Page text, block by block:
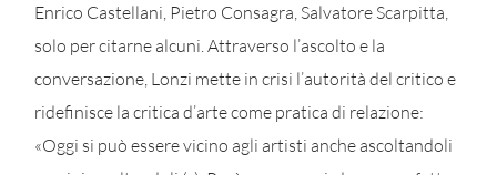
Enrico Castellani, Pietro Consagra, Salvatore Scarpitta,
solo per citarne alcuni. Attraverso l’ascolto e la
conversazione, Lonzi mette in crisi l’autorità del critico e
ridefinisce la critica d’arte come pratica di relazione:
«Oggi si può essere vicino agli artisti anche ascoltandoli